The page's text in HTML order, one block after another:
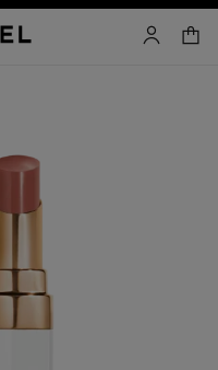
cuenta
carrito